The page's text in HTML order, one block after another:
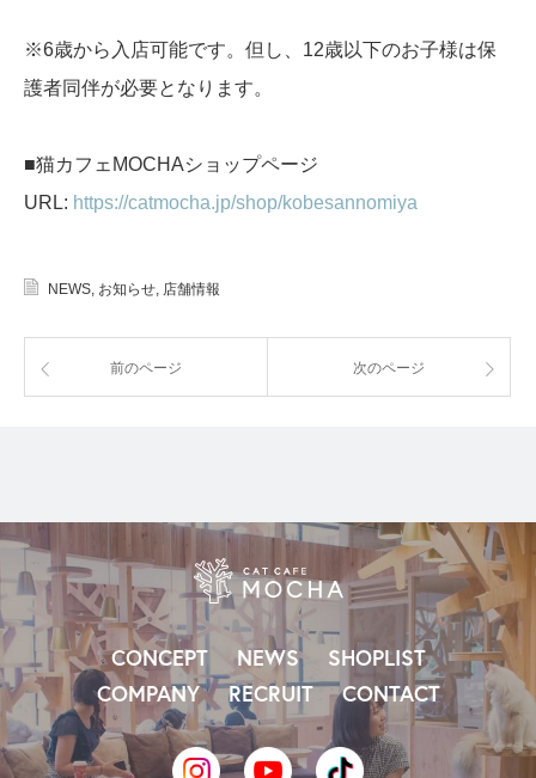
※6歳から入店可能です。但し、12歳以下のお子様は保
護者同伴が必要となります。
■猫カフェMOCHAショップページ
URL: https://catmocha.jp/shop/kobesannomiya
NEWS, お知らせ, 店舗情報
前のページ 次のページ
CONCEPT NEWS
SHOPLIST
COMPANY
RECRUIT CONTACT